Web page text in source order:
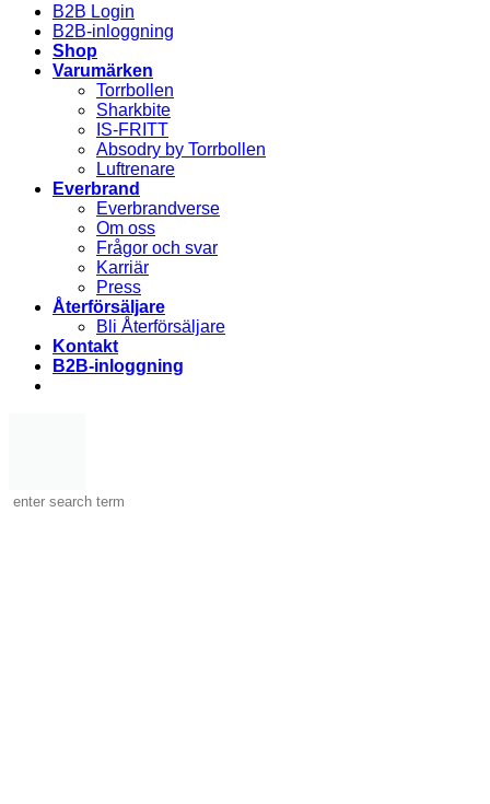
B2B Login
B2B-inloggning
Shop
Varumärken
Torrbollen
Sharkbite
IS-FRITT
Absodry by Torrbollen
Luftrenare
Everbrand
Everbrandverse
Om oss
Frågor och svar
Karriär
Press
Återförsäljare
Bli Återförsäljare
Kontakt
B2B-inloggning